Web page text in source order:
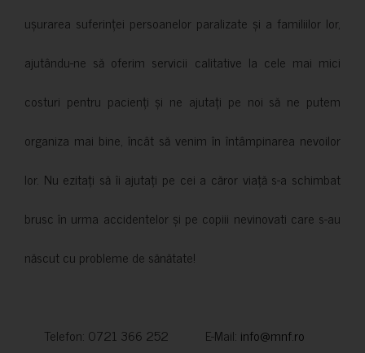
ușurarea suferinței persoanelor paralizate și a familiilor lor,
ajutându-ne să oferim servicii calitative la cele mai mici
costuri pentru pacienți și ne ajutați pe noi să ne putem
organiza mai bine, încât să venim în întâmpinarea nevoilor
lor. Nu ezitați să îi ajutați pe cei a căror viață s-a schimbat
brusc în urma accidentelor și pe copiii nevinovati care s-au
născut cu probleme de sănătate!
Telefon: 0721 366 252 E-Mail: info@mnf.ro